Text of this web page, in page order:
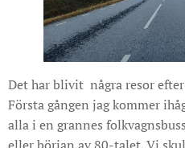
Det har blivit några resor
Första gången jag kommer
alla i en grannes